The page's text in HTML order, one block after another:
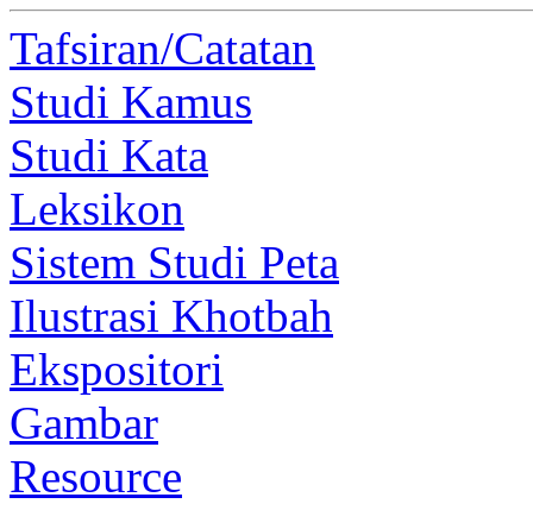
Tafsiran/Catatan
Studi Kamus
Studi Kata
Leksikon
Sistem Studi Peta
Ilustrasi Khotbah
Ekspositori
Gambar
Resource